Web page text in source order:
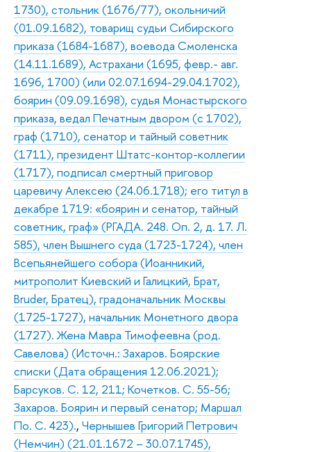
1730), стольник (1676/77), окольничий
(01.09.1682), товарищ судьи Сибирского
приказа (1684-1687), воевода Смоленска
(14.11.1689), Астрахани (1695, февр.- авг.
1696, 1700) (или 02.07.1694-29.04.1702),
боярин (09.09.1698), судья Монастырского
приказа, ведал Печатным двором (с 1702),
граф (1710), сенатор и тайный советник
(1711), президент Штатс-контор-коллегии
(1717), подписал смертный приговор
царевичу Алексею (24.06.1718); его титул в
декабре 1719: «боярин и сенатор, тайный
советник, граф» (РГАДА. 248. Оп. 2, д. 17. Л.
585), член Вышнего суда (1723-1724), член
Всепьянейшего собора (Иоанникий,
митрополит Киевский и Галицкий, Брат,
Bruder, Братец), градоначальник Москвы
(1725-1727), начальник Монетного двора
(1727). Жена Мавра Тимофеевна (род.
Савелова) (Источн.: Захаров. Боярские
списки (Дата обращения 12.06.2021);
Барсуков. С. 12, 211; Кочетков. С. 55-56;
Захаров. Боярин и первый сенатор; Маршал
По. С. 423)., Чернышев Григорий Петрович
(Немчин) (21.01.1672 – 30.07.1745),